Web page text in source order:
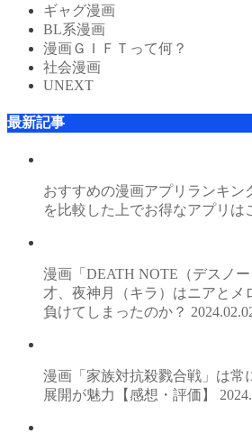
ギャグ漫画
BL系漫画
漫画ＧＩＦＴって何？
社会漫画
UNEXT
最新記事
おすすめの漫画アプリランキン
を比較した上でお得なアプリは
漫画「DEATH NOTE（デスノ
才、夜神月（キラ）はニアとメ
負けてしまったのか？
漫画「家族対抗殺戮合戦」は常
展開が魅力【感想・評価】